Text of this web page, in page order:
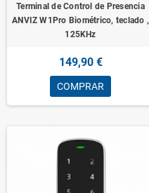
Terminal de Control de Presencia
ANVIZ W1Pro Biométrico, teclado ,
125KHz
149,90 €
COMPRAR